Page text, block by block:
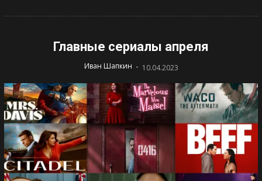
Главные сериалы апреля
Иван Шапкин - 10.04.2023